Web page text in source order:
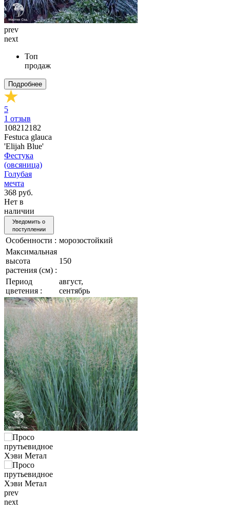
prev
next
Топ
продаж
Подробнее
5
1 отзыв
108212182
Festuca glauca
'Elijah Blue'
Фестука
(овсяница)
Голубая
мечта
368 руб.
Нет в
наличии
Уведомить о
поступлении
Особенности : морозостойкий
Максимальная
высота
растения (см) :
150
Период
цветения :
август,
сентябрь
prev
next